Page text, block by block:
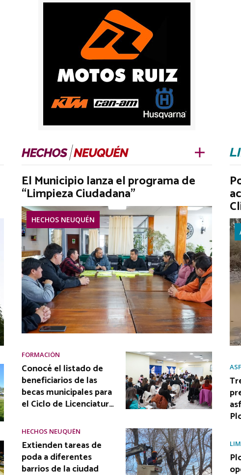
El Municipio lanza el programa de
“Limpieza Ciudadana”
HECHOS NEUQUÉN
FORMACIÓN
Conocé el listado de
beneficiarios de las
becas municipales para
el Ciclo de Licenciatur…
HECHOS NEUQUÉN
Extienden tareas de
poda a diferentes
barrios de la ciudad